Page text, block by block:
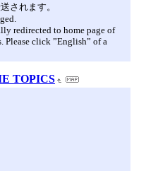
されます。
redirected to home page of
Please click ”English” of a
TOPICS